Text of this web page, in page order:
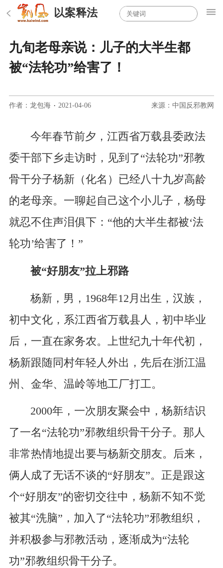
以案释法
九旬老母亲说：儿子的大半生都
被“法轮功”给害了！
作者：龙包海 · 2021-04-06 来源：中国反邪教网
今年春节前夕，江西省万载县委政法
委干部下乡走访时，见到了“法轮功”邪教
骨干分子杨新（化名）已经八十九岁高龄
的老母亲。一聊起自己这个小儿子，杨母
就忍不住声泪俱下：“他的大半生都被‘法
轮功’给害了！”
被“好朋友”拉上邪路
杨新，男，1968年12月出生，汉族，
初中文化，系江西省万载县人，初中毕业
后，一直在家务农。上世纪九十年代初，
杨新跟随同村年轻人外出，先后在浙江温
州、金华、温岭等地工厂打工。
2000年，一次朋友聚会中，杨新结识
了一名“法轮功”邪教组织骨干分子。那人
非常热情地提出要与杨新交朋友。后来，
俩人成了无话不谈的“好朋友”。正是跟这
个“好朋友”的密切交往中，杨新不知不觉
被其“洗脑”，加入了“法轮功”邪教组织，
并积极参与邪教活动，逐渐成为“法轮
功”邪教组织骨干分子。